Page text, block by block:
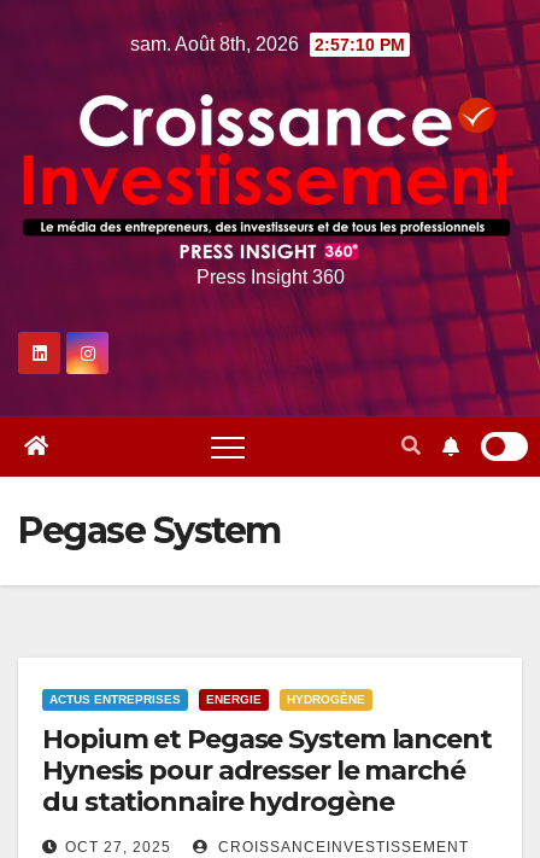
sam. Août 8th, 2026 2:57:11 PM
Press Insight 360
Pegase System
ACTUS ENTREPRISES ENERGIE HYDROGÈNE
Hopium et Pegase System lancent
Hynesis pour adresser le marché
du stationnaire hydrogène
OCT 27, 2025 CROISSANCEINVESTISSEMENT